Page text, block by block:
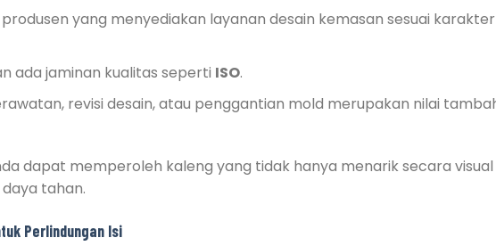
yang menyediakan layanan desain kemasan sesuai
ada jaminan kualitas seperti ISO.
revisi desain, atau penggantian mold merupakan nilai
dapat memperoleh kaleng yang tidak hanya menarik secara
tahan.
Perlindungan Isi